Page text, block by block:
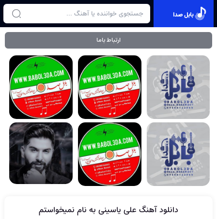
بابل صدا
ارتباط باما
دانلود آهنگ علی یاسینی به نام نمیخواستم